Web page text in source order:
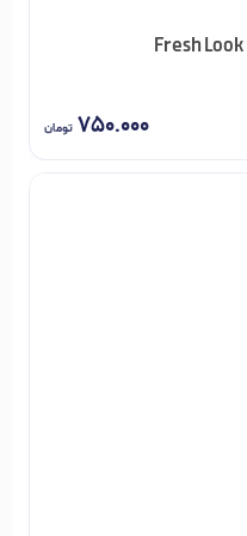
۷۵۰.۰۰۰ تومان